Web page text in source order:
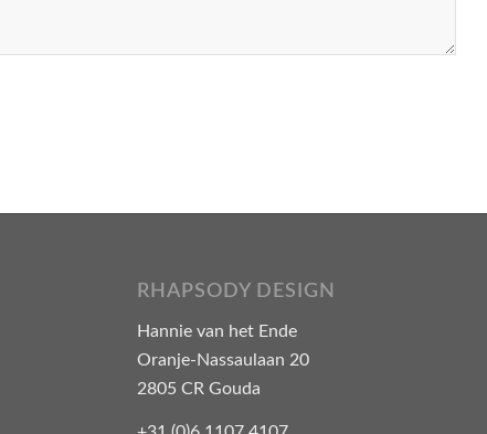
RHAPSODY DESIGN
Hannie van het Ende
Oranje-Nassaulaan 20
2805 CR Gouda